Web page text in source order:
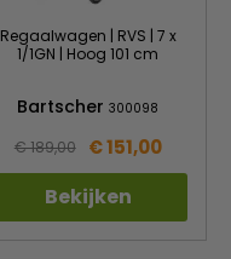
Regaalwagen | RVS | 7 x
1/1GN | Hoog 101 cm
Bartscher300098
€ 189,00 € 151,00
Bekijken